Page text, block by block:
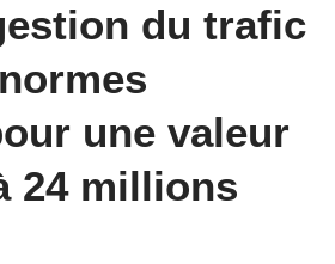
du trafic
une valeur
24 millions